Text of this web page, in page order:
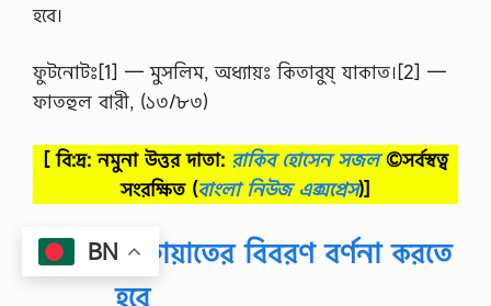
হবে।
ফুটনোটঃ[1] — মুসলিম, অধ্যায়ঃ কিতাবুয্ যাকাত।[2] —
ফাতহুল বারী, (১৩/৮৩)
[ বি:দ্র: নমুনা উত্তর দাতা: রাকিব হোসেন সজল©সর্বস্বত্ব
সংরক্ষিত (বাংলা নিউজ এক্সপ্রেস)]
শাফায়াতের বিবরণ বর্ণনা করতে
হবে
BN